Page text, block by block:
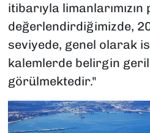
itibarıyla limanlarımızın
değerlendirdiğimizde,
seviyede, genel olarak
kalemlerde belirgin
görülmektedir."